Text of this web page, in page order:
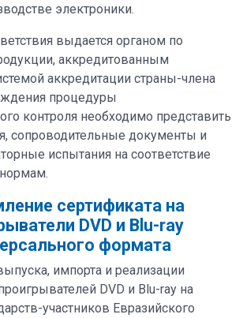
электроники.
выдается органом по
аккредитованным
аккредитации страны-члена
процедуры
контроля необходимо представить
сопроводительные документы и
испытания на соответствие
сертификата на
DVD и Blu-ray
формата
импорта и реализации
DVD и Blu-ray на
участников Евразийского